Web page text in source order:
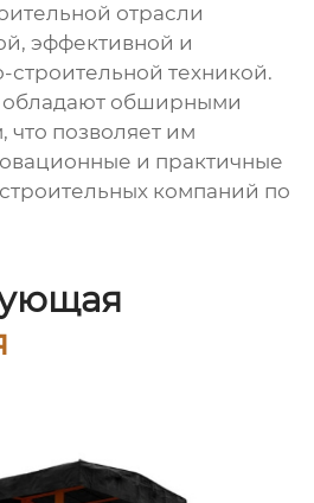
отрасли
эффективной и
техникой.
обширными
позволяет им
и практичные
компаний по